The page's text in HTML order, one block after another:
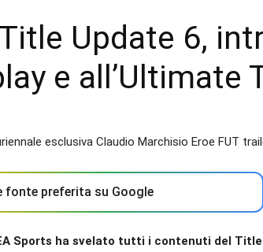
Update 6,
e all’Ultimate
fonte preferita su Google
Sports ha svelato tutti i contenuti del Title